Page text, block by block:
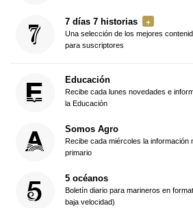
7 días 7 historias
Una selección de los mejores
para suscriptores
Educación
Recibe cada lunes novedades e
la Educación
Somos Agro
Recibe cada miércoles la información
primario
5 océanos
Boletín diario para marineros en
baja velocidad)